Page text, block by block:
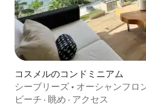
コスメルのコンドミニアム
シーブリーズ • オーシャンフロ
CoastalStay
ビーチ · 眺め · アクセス